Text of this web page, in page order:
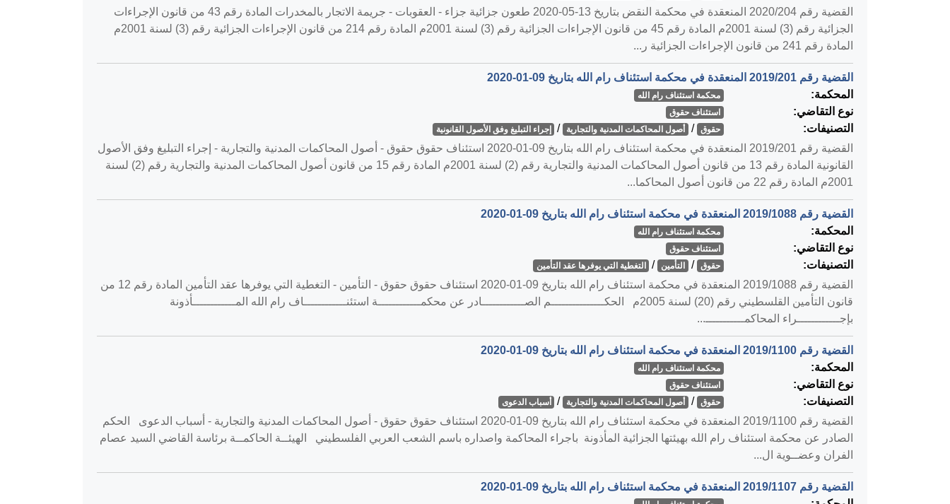
القضية رقم ‎204‏/‎2020‏ المنعقدة في محكمة النقض بتاريخ ‎2020-05-13‏ طعون جزائية جزاء - العقوبات - جريمة الاتجار بالمخدرات المادة رقم 43 من قانون الإجراءات
الجزائية رقم (3) لسنة 2001م المادة رقم 45 من قانون الإجراءات الجزائية رقم (3) لسنة 2001م المادة رقم 214 من قانون الإجراءات الجزائية رقم (3) لسنة 2001م
المادة رقم 241 من قانون الإجراءات الجزائية ر...
القضية رقم ‎201‏/‎2019‏ المنعقدة في محكمة استئناف رام الله بتاريخ ‎2020-01-09‏
المحكمة:
محكمة استئناف رام الله
نوع التقاضي: استئناف حقوق
التصنيفات: حقوق / أصول المحاكمات المدنية والتجارية / إجراء التبليغ وفق الأصول القانونية
القضية رقم ‎201‏/‎2019‏ المنعقدة في محكمة استئناف رام الله بتاريخ ‎2020-01-09‏ استئناف حقوق حقوق - أصول المحاكمات المدنية والتجارية - إجراء التبليغ وفق الأصول
القانونية المادة رقم 13 من قانون أصول المحاكمات المدنية والتجارية رقم (2) لسنة 2001م المادة رقم 15 من قانون أصول المحاكمات المدنية والتجارية رقم (2) لسنة
2001م المادة رقم 22 من قانون أصول المحاكما...
القضية رقم ‎1088‏/‎2019‏ المنعقدة في محكمة استئناف رام الله بتاريخ ‎2020-01-09‏
المحكمة:
محكمة استئناف رام الله
نوع التقاضي: استئناف حقوق
التصنيفات: حقوق / التأمين / التغطية التي يوفرها عقد التأمين
القضية رقم ‎1088‏/‎2019‏ المنعقدة في محكمة استئناف رام الله بتاريخ ‎2020-01-09‏ استئناف حقوق حقوق - التأمين - التغطية التي يوفرها عقد التأمين المادة رقم 12 من
قانون التأمين القلسطيني رقم (20) لسنة 2005م الحكـــــــــــــــم الصــــــــــــادر عن محكمــــــــــــة استئنــــــــــــاف رام الله المــــــــــــأذونة
بإجــــــــــــراء المحاكمـــــــــــ...
القضية رقم ‎1100‏/‎2019‏ المنعقدة في محكمة استئناف رام الله بتاريخ ‎2020-01-09‏
المحكمة:
محكمة استئناف رام الله
نوع التقاضي: استئناف حقوق
التصنيفات: حقوق / أصول المحاكمات المدنية والتجارية / أسباب الدعوى
القضية رقم ‎1100‏/‎2019‏ المنعقدة في محكمة استئناف رام الله بتاريخ ‎2020-01-09‏ استئناف حقوق حقوق - أصول المحاكمات المدنية والتجارية - أسباب الدعوى الحكم
الصادر عن محكمة استئناف رام الله بهيئتها الجزائية المأذونة باجراء المحاكمة واصداره باسم الشعب العربي الفلسطيني الهيئــة الحاكمــة برئاسة القاضي السيد عصام
الفران وعضــوية ال...
القضية رقم ‎1107‏/‎2019‏ المنعقدة في محكمة استئناف رام الله بتاريخ ‎2020-01-09‏